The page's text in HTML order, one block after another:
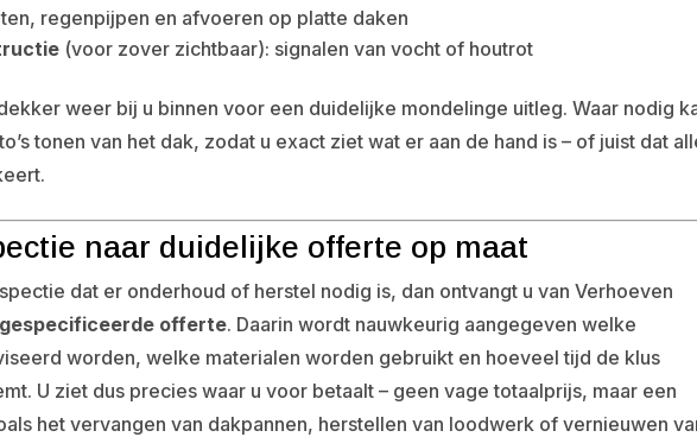
regenpijpen en afvoeren op platte daken
(voor zover zichtbaar): signalen van vocht of houtrot
weer bij u binnen voor een duidelijke mondelinge uitleg. Waar nodig
tonen van het dak, zodat u exact ziet wat er aan de hand is – of juist dat
naar duidelijke offerte op maat
dat er onderhoud of herstel nodig is, dan ontvangt u van Verhoeven
offerte. Daarin wordt nauwkeurig aangegeven welke
worden, welke materialen worden gebruikt en hoeveel tijd de klus
U ziet dus precies waar u voor betaalt – geen vage totaalprijs, maar een
het vervangen van dakpannen, herstellen van loodwerk of vernieuwen